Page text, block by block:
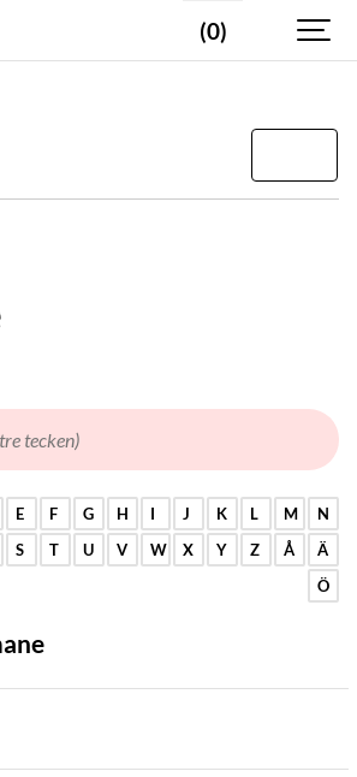
(0)
E F G H I J K L M
N
S T U V W X Y Z Å
Ä
Ö